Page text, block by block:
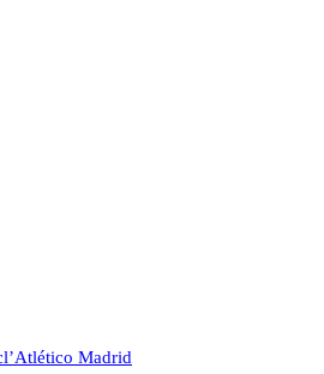
l’Atlético Madrid